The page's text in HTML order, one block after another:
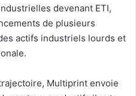
devenant ETI,
de plusieurs
actifs industriels lourds et
Multiprint envoie